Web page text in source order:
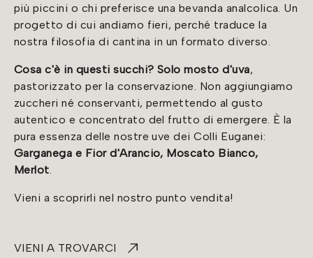
più piccini o chi preferisce una bevanda analcolica. Un
progetto di cui andiamo fieri, perché traduce la
nostra filosofia di cantina in un formato diverso.
Cosa c'è in questi succhi? Solo mosto d'uva,
pastorizzato per la conservazione. Non aggiungiamo
zuccheri né conservanti, permettendo al gusto
autentico e concentrato del frutto di emergere. È la
pura essenza delle nostre uve dei Colli Euganei:
Garganega e Fior d'Arancio, Moscato Bianco,
Merlot.
Vieni a scoprirli nel nostro punto vendita!
VIENI A TROVARCI